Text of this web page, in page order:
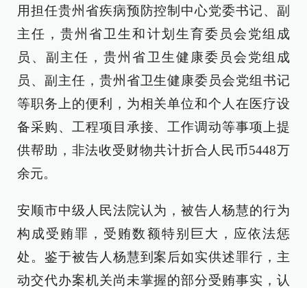
用担任贵州省疾病预防控制中心党委书记、副
主任，贵州省卫生和计划生育委员会党组成
员、副主任，贵州省卫生健康委员会党组成
员、副主任，贵州省卫生健康委员会党组书记
等职务上的便利，为相关单位和个人在医疗设
备采购、工程项目承接、工作调动等事项上提
供帮助，非法收受财物共计折合人民币5448万
余元。
安顺市中级人民法院认为，被告人杨慧的行为
构成受贿罪，受贿数额特别巨大，应依法惩
处。鉴于被告人杨慧到案后如实供述罪行，主
动交代办案机关尚未掌握的部分受贿事实，认